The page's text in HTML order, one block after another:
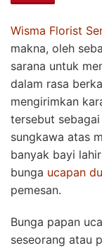
Wisma Florist
makna, oleh
sarana untuk
dalam rasa
mengirimkan
tersebut
sungkawa atas
banyak bayi
bunga ucapan
pemesan.
Bunga papan
seseorang atau